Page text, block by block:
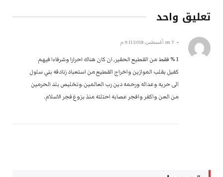
تعليق واحد
- 7 أغسطس، 2018 9:11 م
1 % فقط من القطيع الحقير, ان كان هناك احرارا وشرفاءا فيهم
كفيل بقلب الموازين واخراج القطيع من استعباد زنادقه بني سلول
الى حريه وعداله ورحمه دين رب العالمين.وتخليص بلد الحرمين
من العن واكفر وافجر عصابه احتلته منذ بزوغ فجر الاسلام.